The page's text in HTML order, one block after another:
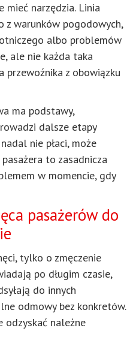
mieć narzędzia. Linia
z warunków pogodowych,
albo problemów
ale nie każda taka
przewoźnika z obowiązku
ma podstawy,
dalsze etapy
nie płaci, może
to zasadnicza
w momencie, gdy
pasażerów do
tylko o zmęczenie
po długim czasie,
do innych
odmowy bez konkretów.
odzyskać należne